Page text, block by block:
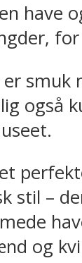
have
for
er
også
stil –
og